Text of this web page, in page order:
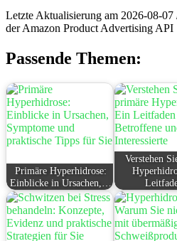
Letzte Aktualisierung am 2026-08-
der Amazon Product Advertising API
Passende Themen:
Primäre Hyperhidrose:
Einblicke in Ursachen,…
Verstehen